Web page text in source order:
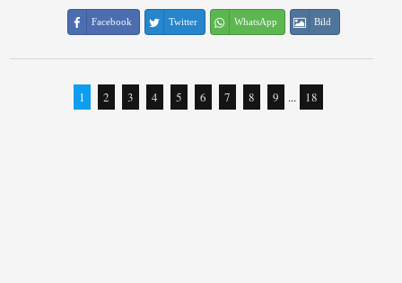
Facebook Twitter WhatsApp Bild
1 2 3 4 5 6 7 8 9 ... 18